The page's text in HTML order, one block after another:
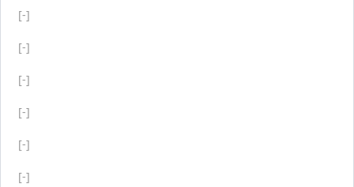
[-]
[-]
[-]
[-]
[-]
[-]